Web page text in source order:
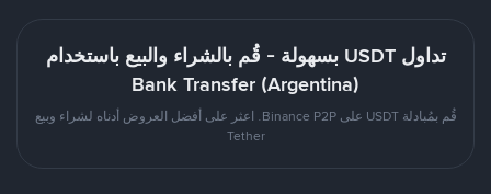
تداول USDT بسهولة - قُم بالشراء والبيع باستخدام
Bank Transfer (Argentina)
قُم بمُبادلة USDT على Binance P2P. اعثر على أفضل العروض أدناه لشراء وبيع
Tether